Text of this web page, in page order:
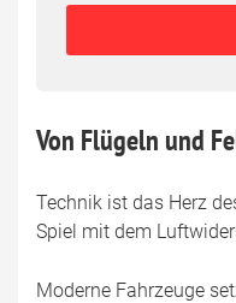
fill
Mailadresse:
Von Flügeln und
Technik ist das Herz
Spiel mit dem
Moderne Fahrzeuge